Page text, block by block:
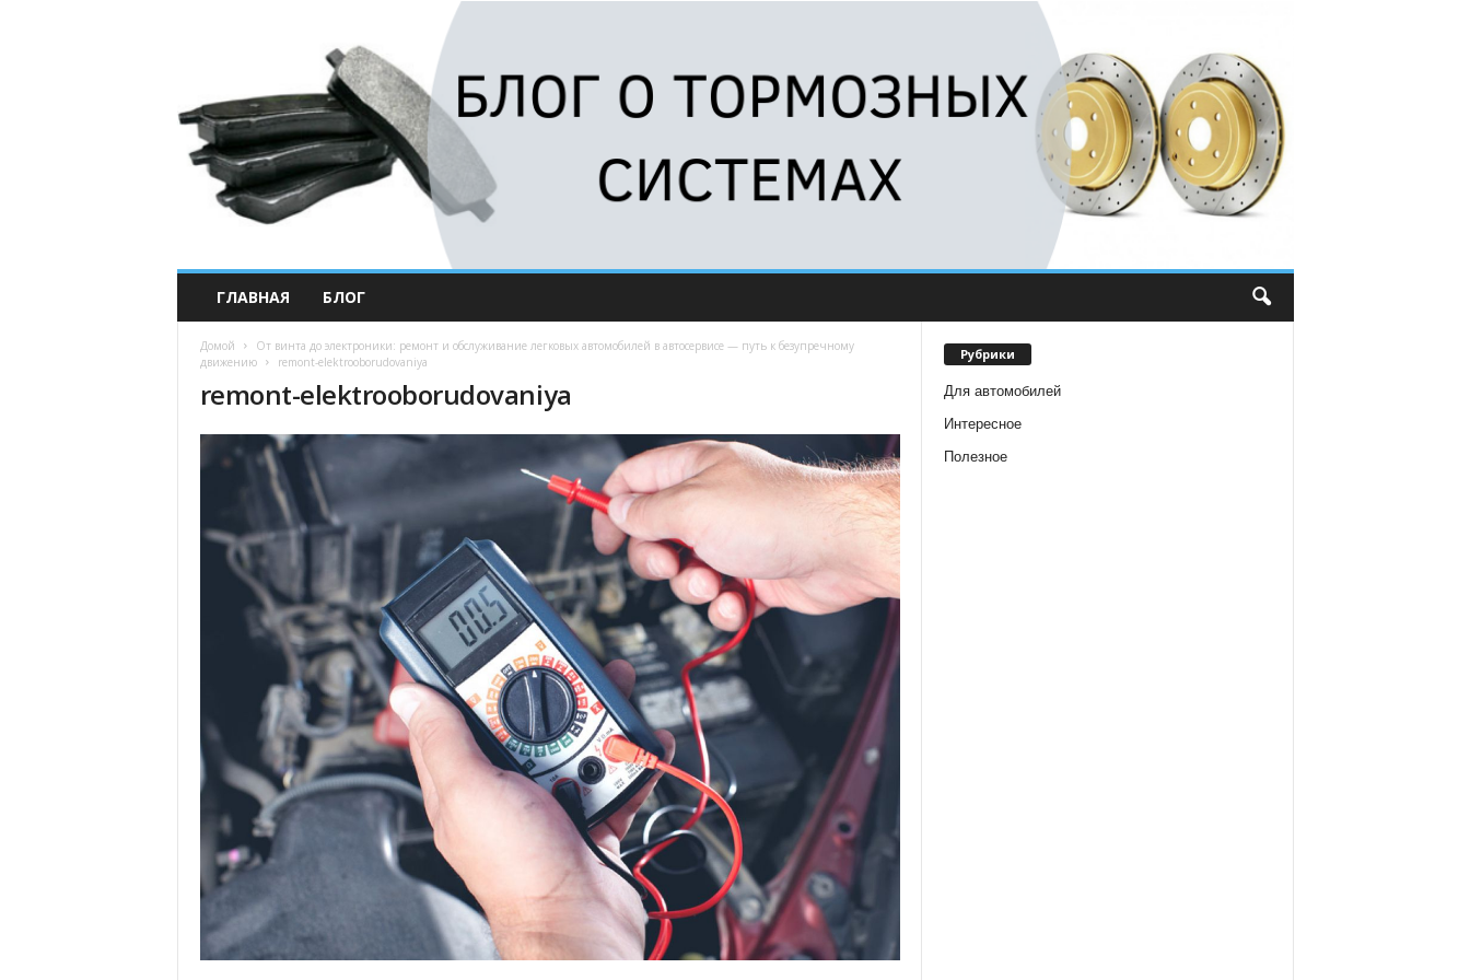
ГЛАВНАЯ БЛОГ
Домой
От винта до электроники: ремонт и обслуживание легковых автомобилей в автосервисе — путь к безупречному
движению
remont-elektrooborudovaniya
remont-elektrooborudovaniya
Рубрики
Для автомобилей
Интересное
Полезное